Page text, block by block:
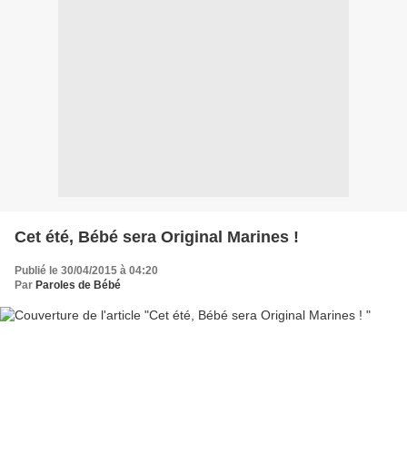
Cet été, Bébé sera Original Marines !
Publié le 30/04/2015 à 04:20
Par Paroles de Bébé